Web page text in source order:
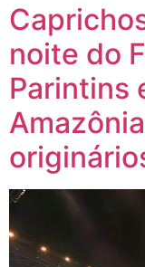
noite do
Parintins